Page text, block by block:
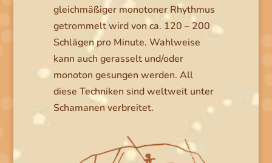
gleichmäßiger monotoner Rhythmus
getrommelt wird von ca. 120 – 200
Schlägen pro Minute. Wahlweise
kann auch gerasselt und/oder
monoton gesungen werden. All
diese Techniken sind weltweit unter
Schamanen verbreitet.